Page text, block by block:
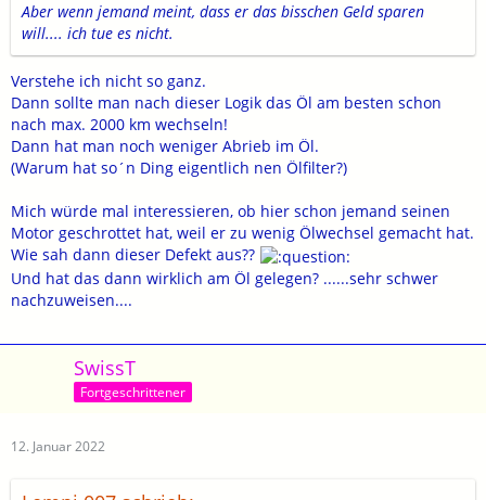
Aber wenn jemand meint, dass er das bisschen Geld sparen
will.... ich tue es nicht.
Verstehe ich nicht so ganz.
Dann sollte man nach dieser Logik das Öl am besten schon
nach max. 2000 km wechseln!
Dann hat man noch weniger Abrieb im Öl.
(Warum hat so´n Ding eigentlich nen Ölfilter?)
Mich würde mal interessieren, ob hier schon jemand seinen
Motor geschrottet hat, weil er zu wenig Ölwechsel gemacht hat.
Wie sah dann dieser Defekt aus??
Und hat das dann wirklich am Öl gelegen? ......sehr schwer
nachzuweisen....
SwissT
Fortgeschrittener
12. Januar 2022